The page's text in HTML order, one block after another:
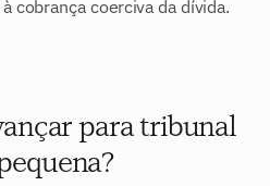
cobrança coerciva da dívida.
para tribunal